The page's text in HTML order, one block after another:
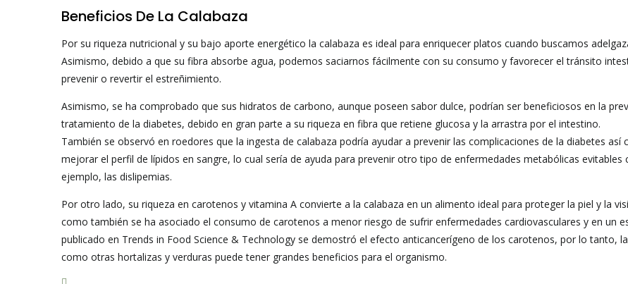
Beneficios De La Calabaza
Por su riqueza nutricional y su bajo aporte energético la calabaza es ideal para enriquecer platos cuando buscamos
Asimismo, debido a que su fibra absorbe agua, podemos saciarnos fácilmente con su consumo y favorecer el tránsito
prevenir o revertir el estreñimiento.
Asimismo, se ha comprobado que sus hidratos de carbono, aunque poseen sabor dulce, podrían ser beneficiosos en la
tratamiento de la diabetes, debido en gran parte a su riqueza en fibra que retiene glucosa y la arrastra por el intestino.
También se observó en roedores que la ingesta de calabaza podría ayudar a prevenir las complicaciones de la diabetes así
mejorar el perfil de lípidos en sangre, lo cual sería de ayuda para prevenir otro tipo de enfermedades metabólicas evitables
ejemplo, las dislipemias.
Por otro lado, su riqueza en carotenos y vitamina A convierte a la calabaza en un alimento ideal para proteger la piel y la
como también se ha asociado el consumo de carotenos a menor riesgo de sufrir enfermedades cardiovasculares y en un
publicado en Trends in Food Science & Technology se demostró el efecto anticancerígeno de los carotenos, por lo tanto,
como otras hortalizas y verduras puede tener grandes beneficios para el organismo.